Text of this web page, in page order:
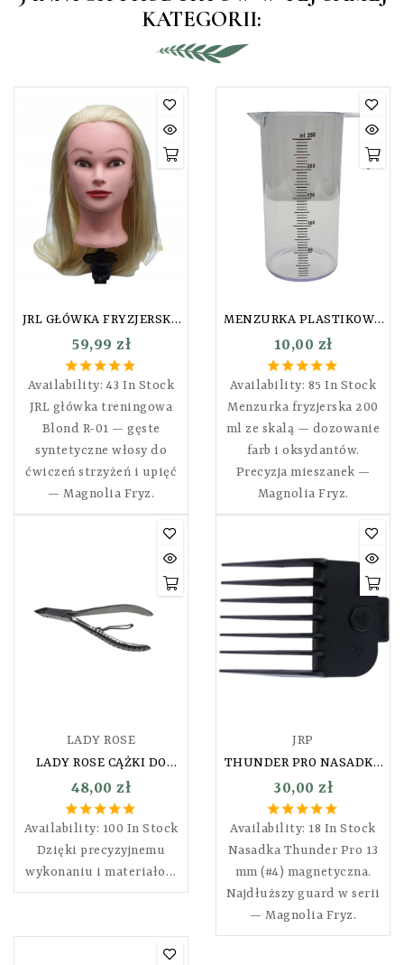
KATEGORII:
JRL GŁÓWKA FRYZJERSKA
BLOND R-01
59,99 zł
Availability: 43 In Stock
JRL główka treningowa
Blond R-01 — gęste
syntetyczne włosy do
ćwiczeń strzyżeń i upięć
— Magnolia Fryz.
MENZURKA PLASTIKOWA
200ML
10,00 zł
Availability: 85 In Stock
Menzurka fryzjerska 200
ml ze skalą — dozowanie
farb i oksydantów.
Precyzja mieszanek —
Magnolia Fryz.
LADY ROSE
LADY ROSE CĄŻKI DO
SKÓREK PREMIUM
48,00 zł
Availability: 100 In Stock
Dzięki precyzyjnemu
wykonaniu i materiałom
wysokiej jakości, cążki
doskonałe rozwiązanie
JRP
THUNDER PRO NASADKA
(ROZMIAR: 13 MM)
30,00 zł
Availability: 18 In Stock
Nasadka Thunder Pro 13
mm (#4) magnetyczna.
Najdłuższy guard w serii
— Magnolia Fryz.